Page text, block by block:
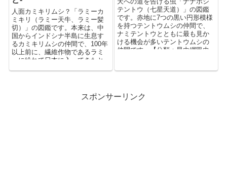
人面カミキリムシ？「ラミーカ
ミキリ（ラミー天牛、ラミー髪
切）」の図鑑です。本来は、中
国からインドシナ半島に生息す
るカミキリムシの仲間で、100年
以上前に、繊維作物であるラミ
ーに紛れて日本に入ってきたと
テントウ（七星天道）」の図鑑
です。赤地に7つの黒い円形模様
を持つテントウムシの仲間で、
ナミテントウとともに最も見か
ける機会が多いテントウムシの
仲間です。【分類：昆虫綱甲虫
スポンサーリンク